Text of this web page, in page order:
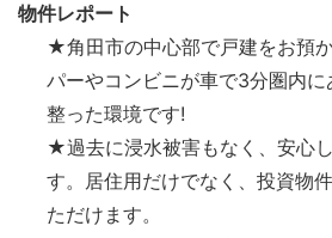
物件レポート
★角田市の中心部で戸建をお預
パーやコンビニが車で3分圏内
整った環境です!
★過去に浸水被害もなく、安心
す。居住用だけでなく、投資物
ただけます。